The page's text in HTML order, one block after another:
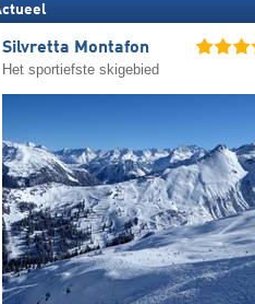
Silvretta Montafon
Het sportiefste skigebied